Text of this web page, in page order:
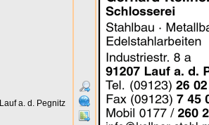
Lauf a. d. Pegnitz